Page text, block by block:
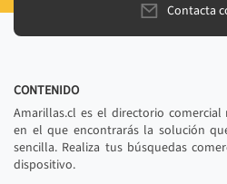
Contacta
CONTENIDO
Amarillas.cl es el directorio
en el que encontrarás la solución
sencilla. Realiza tus búsquedas
dispositivo.